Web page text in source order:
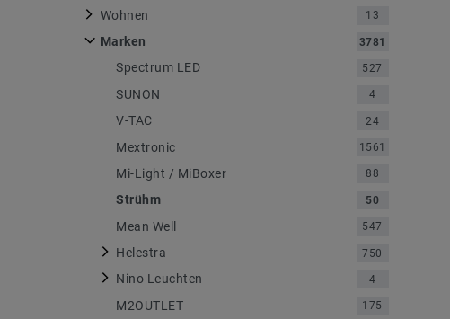
Wohnen 13
Marken 3781
Spectrum LED 527
SUNON 4
V-TAC 24
Mextronic 1561
Mi-Light / MiBoxer 88
Strühm 50
Mean Well 547
Helestra 750
Nino Leuchten 4
M2OUTLET 175